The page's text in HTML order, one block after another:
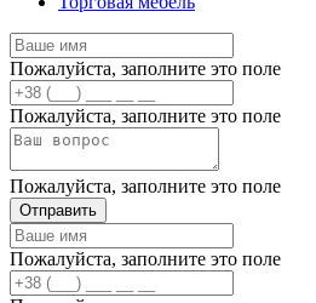
Пожалуйста, заполните это поле
Пожалуйста, заполните это поле
Пожалуйста, заполните это поле
Отправить
Пожалуйста, заполните это поле